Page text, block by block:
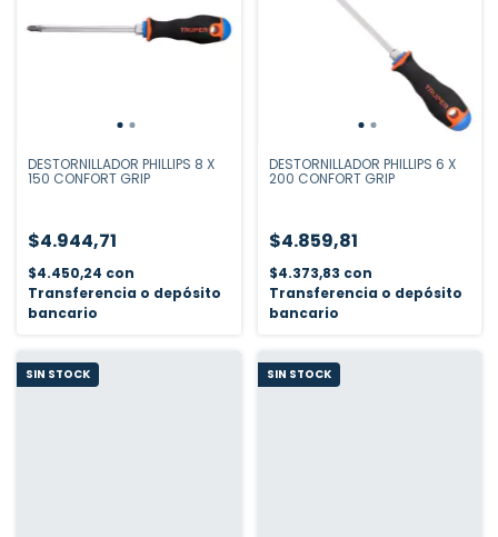
DESTORNILLADOR PHILLIPS 8 X
150 CONFORT GRIP
$4.944,71
$4.450,24 con
Transferencia o depósito
bancario
DESTORNILLADOR PHILLIPS 6 X
200 CONFORT GRIP
$4.859,81
$4.373,83 con
Transferencia o depósito
bancario
SIN STOCK SIN STOCK